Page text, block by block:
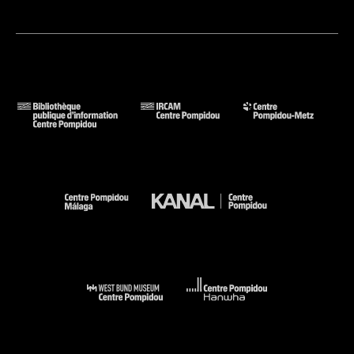
Melbourne : Council of the Trustees of the National Gallery